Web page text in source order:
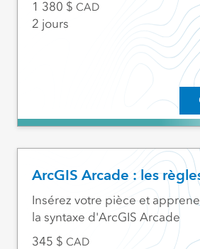
1 380 CAD
2 jours
ArcGIS Arcade : les
Insérez votre pièce et
la syntaxe d'ArcGIS Arcade
345
CAD